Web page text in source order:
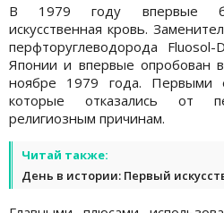
В 1979 году впервые
искусственная кровь.
перфторуглеводорода
Японии и впервые опробован
ноябре 1979 года. Первыми
которые отказались от
религиозным причинам.
Читай также:
День в истории: Первый